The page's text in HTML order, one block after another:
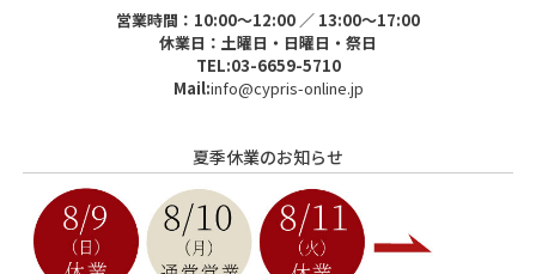
営業時間：10:00～12:00 ／ 13:00～17:00
休業日：土曜日・日曜日・祭日
TEL:03-6659-5710
Mail:info@cypris-online.jp
夏季休業のお知らせ